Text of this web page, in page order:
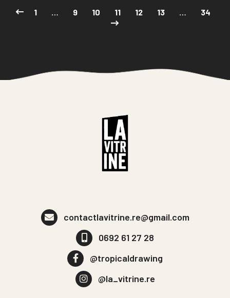
1 … 9 10 11 12 13 … 34
contactlavitrine.re@gmail.com
0692 61 27 28
@tropicaldrawing
@la_vitrine.re